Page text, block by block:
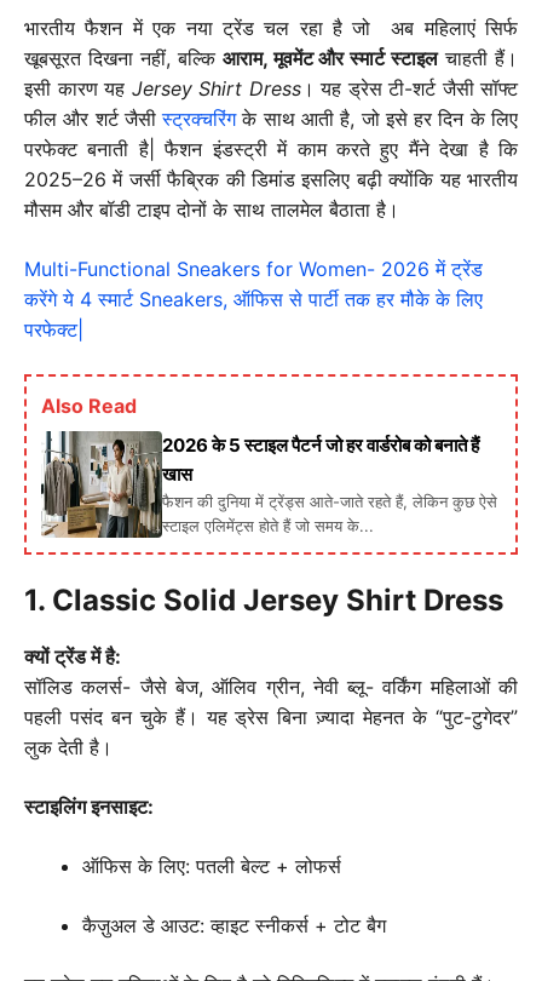
भारतीय फैशन में एक नया ट्रेंड चल रहा है जो अब महिलाएं सिर्फ
खूबसूरत दिखना नहीं, बल्कि आराम, मूवमेंट और स्मार्ट स्टाइलचाहती हैं।
इसी कारण यह Jersey Shirt Dress। यह ड्रेस टी-शर्ट जैसी सॉफ्ट
फील और शर्ट जैसीस्ट्रक्चरिंगके साथ आती है, जो इसे हर दिन के लिए
परफेक्ट बनाती है| फैशन इंडस्ट्री में काम करते हुए मैंने देखा है कि
2025–26 में जर्सी फैब्रिक की डिमांड इसलिए बढ़ी क्योंकि यह भारतीय
मौसम और बॉडी टाइप दोनों के साथ तालमेल बैठाता है।
Multi-Functional Sneakers for Women- 2026 में ट्रेंड
करेंगे ये 4 स्मार्ट Sneakers, ऑफिस से पार्टी तक हर मौके के लिए
परफेक्ट|
Also Read
2026 के 5 स्टाइल पैटर्न जो हर वार्डरोब को बनाते हैं
खास
फैशन की दुनिया में ट्रेंड्स आते-जाते रहते हैं, लेकिन कुछ ऐसे
स्टाइल एलिमेंट्स होते हैं जो समय के...
1. Classic Solid Jersey Shirt Dress
क्यों ट्रेंड में है:
सॉलिड कलर्स- जैसे बेज, ऑलिव ग्रीन, नेवी ब्लू- वर्किंग महिलाओं की
पहली पसंद बन चुके हैं। यह ड्रेस बिना ज़्यादा मेहनत के “पुट-टुगेदर”
लुक देती है।
स्टाइलिंग इनसाइट:
ऑफिस के लिए: पतली बेल्ट + लोफर्स
कैज़ुअल डे आउट: व्हाइट स्नीकर्स + टोट बैग